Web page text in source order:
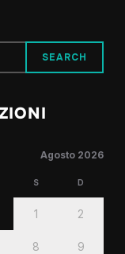
Agosto 2026
S D
1 2
8 9